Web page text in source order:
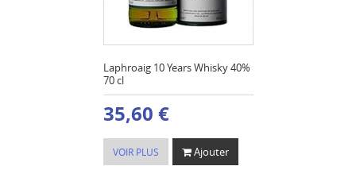
Laphroaig 10 Years Whisky 40%
70 cl
35,60 €
VOIR PLUS Ajouter